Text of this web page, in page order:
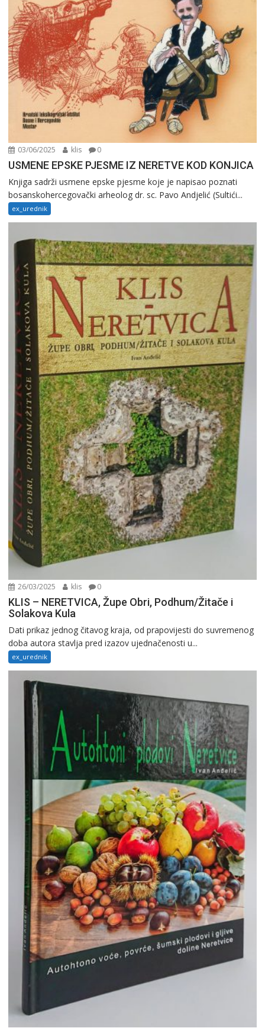
03/06/2025 klis 0
USMENE EPSKE PJESME IZ NERETVE KOD KONJICA
Knjiga sadrži usmene epske pjesme koje je napisao poznati
bosanskohercegovački arheolog dr. sc. Pavo Andjelić (Sultići...
ex_urednik
26/03/2025 klis 0
KLIS – NERETVICA, Župe Obri, Podhum/Žitače i
Solakova Kula
Dati prikaz jednog čitavog kraja, od prapovijesti do suvremenog
doba autora stavlja pred izazov ujednačenosti u...
ex_urednik